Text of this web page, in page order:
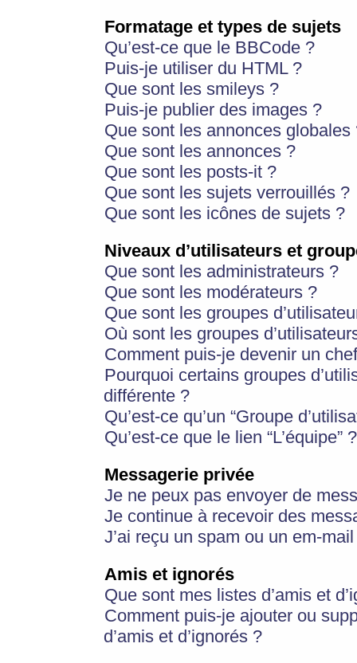
Formatage et types de sujets
Qu’est-ce que le BBCode ?
Puis-je utiliser du HTML ?
Que sont les smileys ?
Puis-je publier des images ?
Que sont les annonces globales
Que sont les annonces ?
Que sont les posts-it ?
Que sont les sujets verrouillés ?
Que sont les icônes de sujets ?
Niveaux d’utilisateurs et
Que sont les administrateurs ?
Que sont les modérateurs ?
Que sont les groupes
Où sont les groupes
Comment puis-je devenir un
Pourquoi certains groupes
différente ?
Qu’est-ce qu’un “Groupe
Qu’est-ce que le lien “L’équipe” ?
Messagerie privée
Je ne peux pas envoyer de
Je continue à recevoir des
J’ai reçu un spam ou un em-
Amis et ignorés
Que sont mes listes d’amis et
Comment puis-je ajouter ou
d’amis et d’ignorés ?